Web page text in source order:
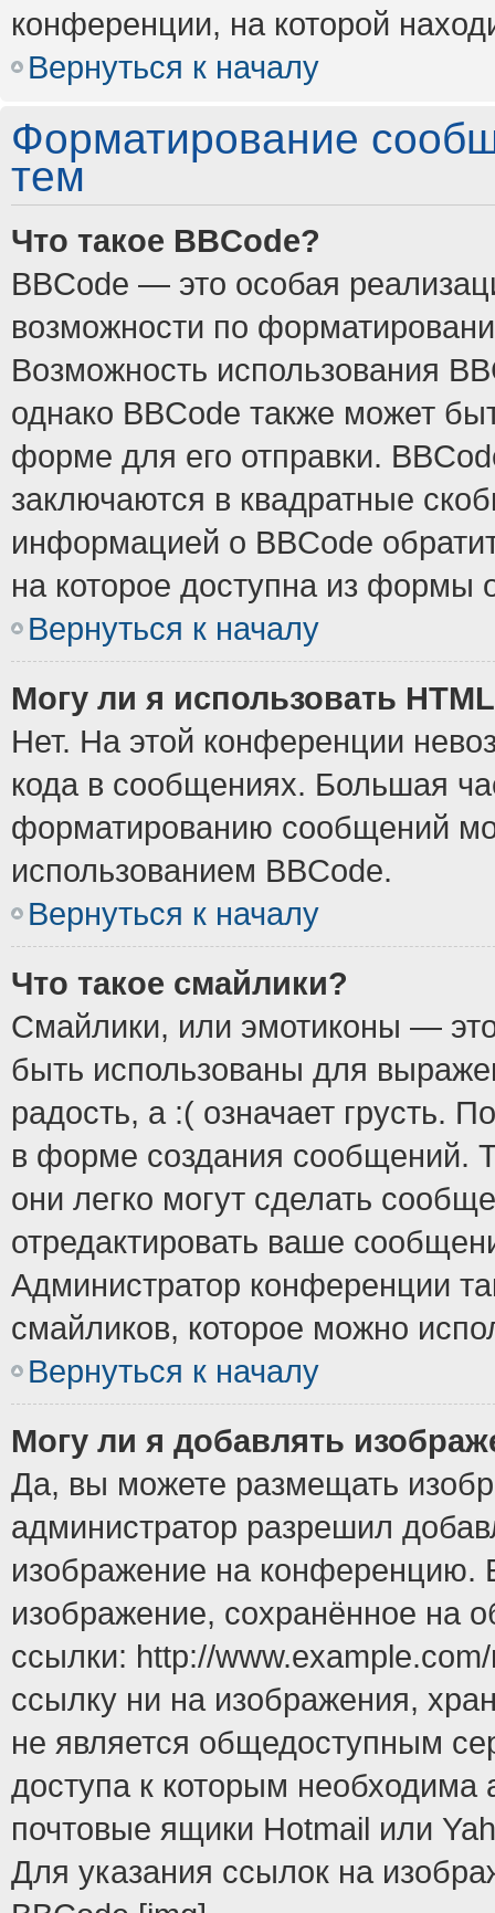
конференции, на которой
Вернуться к началу
Форматирование
тем
Что такое BBCode?
BBCode — это особая
возможности по
Возможность использования
однако BBCode также может
форме для его отправки.
заключаются в квадратные
информацией о BBCode
на которое доступна из формы
Вернуться к началу
Могу ли я использовать
Нет. На этой конференции
кода в сообщениях. Большая
форматированию сообщений
использованием BBCode.
Вернуться к началу
Что такое смайлики?
Смайлики, или эмотиконы —
быть использованы для
радость, а :( означает грусть.
в форме создания сообщений.
они легко могут сделать
отредактировать ваше
Администратор конференции
смайликов, которое можно
Вернуться к началу
Могу ли я добавлять
Да, вы можете размещать
администратор разрешил
изображение на конференцию.
изображение, сохранённое на
ссылки: http://
ссылку ни на изображения,
не является общедоступным
доступа к которым
почтовые ящики Hotmail или
Для указания ссылок на